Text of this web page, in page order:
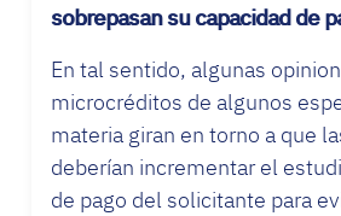
sobrepasan su capacidad de
En tal sentido, algunas
microcréditos de algunos
materia giran en torno a que
deberían incrementar el
de pago del solicitante para